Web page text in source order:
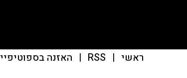
ראשי |
RSS
| האזנה בספוטיפיי